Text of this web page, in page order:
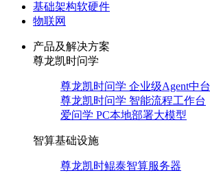
基础架构软硬件
物联网
产品及解决方案
尊龙凯时问学
尊龙凯时问学 企业级Agent中台
尊龙凯时问学 智能流程工作台
爱问学 PC本地部署大模型
智算基础设施
尊龙凯时鲲泰智算服务器